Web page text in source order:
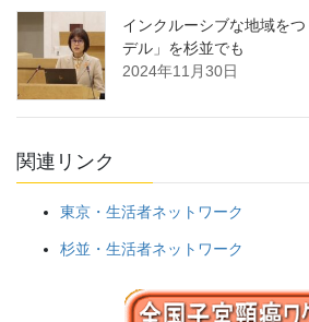
インクルーシブな地域を
デル」を杉並でも
2024年11月30日
関連リンク
東京・生活者ネットワーク
杉並・生活者ネットワーク